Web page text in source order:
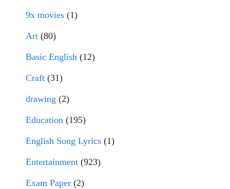
9x movies (1)
Art (80)
Basic English (12)
Craft (31)
drawing (2)
Education (195)
English Song Lyrics (1)
Entertainment (923)
Exam Paper (2)